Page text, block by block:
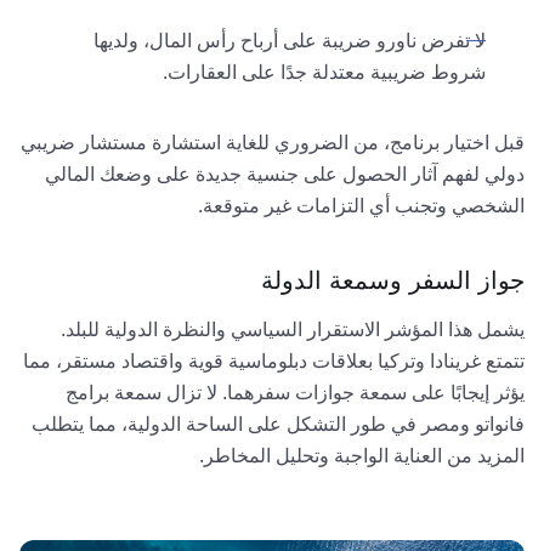
لا تفرض ناورو ضريبة على أرباح رأس المال، ولديها
شروط ضريبية معتدلة جدًا على العقارات.
قبل اختيار برنامج، من الضروري للغاية استشارة مستشار ضريبي
دولي لفهم آثار الحصول على جنسية جديدة على وضعك المالي
الشخصي وتجنب أي التزامات غير متوقعة.
جواز السفر وسمعة الدولة
يشمل هذا المؤشر الاستقرار السياسي والنظرة الدولية للبلد.
تتمتع غرينادا وتركيا بعلاقات دبلوماسية قوية واقتصاد مستقر، مما
يؤثر إيجابًا على سمعة جوازات سفرهما. لا تزال سمعة برامج
فانواتو ومصر في طور التشكل على الساحة الدولية، مما يتطلب
المزيد من العناية الواجبة وتحليل المخاطر.